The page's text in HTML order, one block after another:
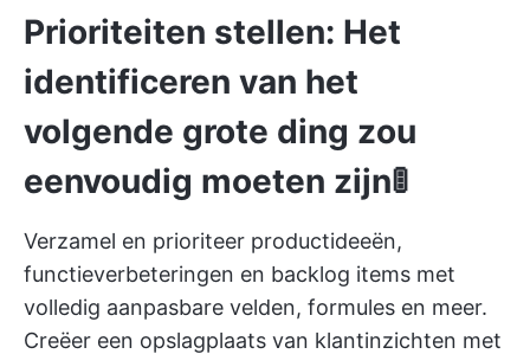
Prioriteiten stellen: Het
identificeren van het
volgende grote ding zou
eenvoudig moeten zijn🚦
Verzamel en prioriteer productideeën,
functieverbeteringen en backlog items met
volledig aanpasbare velden, formules en meer.
Creëer een opslagplaats van klantinzichten met